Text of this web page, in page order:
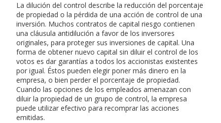
La dilución del control describe la reducción del porcentaje
de propiedad o la pérdida de una acción de control de una
inversión. Muchos contratos de capital riesgo contienen
una cláusula antidilución a favor de los inversores
originales, para proteger sus inversiones de capital. Una
forma de obtener nuevo capital sin diluir el control de los
votos es dar garantías a todos los accionistas existentes
por igual. Éstos pueden elegir poner más dinero en la
empresa, o bien perder el porcentaje de propiedad.
Cuando las opciones de los empleados amenazan con
diluir la propiedad de un grupo de control, la empresa
puede utilizar efectivo para recomprar las acciones
emitidas.